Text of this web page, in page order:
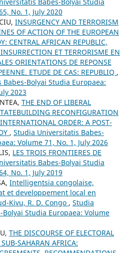
No. 1, July 2020
INSURGENCY AND TERRORISM
OF ACTION OF THE EUROPEAN
CENTRAL AFRICAN REPUBLIC,
ET TERRORISME EN
ORIENTATIONS DE REPONSE
ETUDE DE CAS: REPUBLIQ ,
Bolyai Studia Europaea:
2023
THE END OF LIBERAL
RECONFIGURATION
ORDER: A POST-
, Studia Universitatis Babes-
Volume 71, No. 1, July 2026
LES TROIS FRONTIERES DE
Babes-Bolyai Studia
No. 1, July 2019
Intelligentsia congolaise,
et developpement local en
Kivu, R. D. Congo , Studia
Studia Europaea: Volume
THE DISCOURSE OF ELECTORAL
SAHARAN AFRICA: